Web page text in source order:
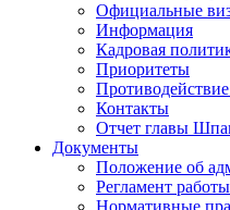
Официальные
Информация
Кадровая
Приоритеты
Контакты
Отчет главы
Документы
Положение об
Регламент